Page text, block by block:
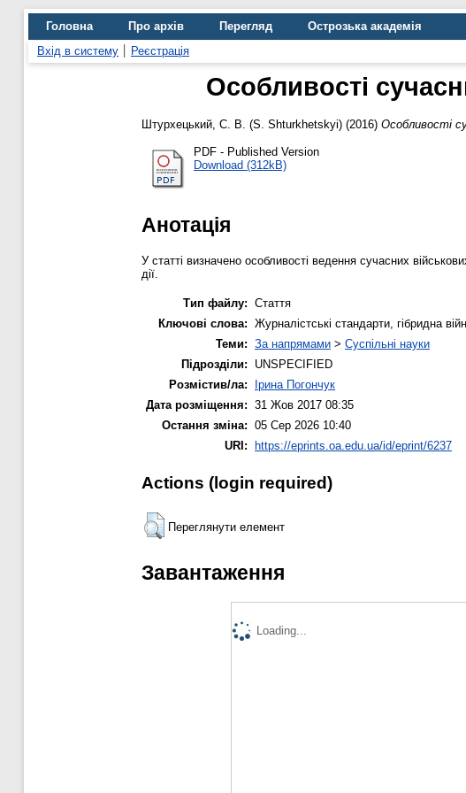
Головна Про архів Перегляд
Острозька академія
Вхід в систему
Реєстрація
Особливості
Штурхецький, С. В. (S. Shturkhetskyi) (2016) Особливості
PDF - Published Version
Download (312kB)
Анотація
У статті визначено особливості ведення сучасних
дії.
Тип файлу: Стаття
Ключові слова: Журналістські стандарти, гібридна
Теми: За напрямами > Суспільні науки
Підрозділи:
UNSPECIFIED
Розмістив/ла:
Ірина Погончук
Дата розміщення: 31 Жов 2017 08:35
Остання зміна: 05 Сер 2026 10:40
URI: https://eprints.oa.edu.ua/id/eprint/6237
Actions (login required)
Переглянути елемент
Завантаження
Loading...